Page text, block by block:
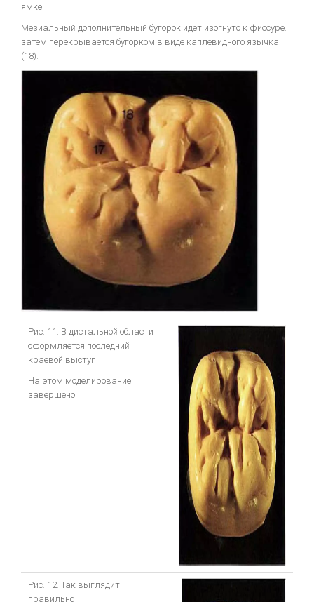
ямке.
Мезиальный дополнительный бугорок идет изогнуто к фиссуре.
затем перекрывается бугорком в виде каплевидного язычка
(18).
Рис. 11. В дистальной области
оформляется последний
краевой выступ.
На этом моделирование
завершено.
Рис. 12. Так выглядит
правильно